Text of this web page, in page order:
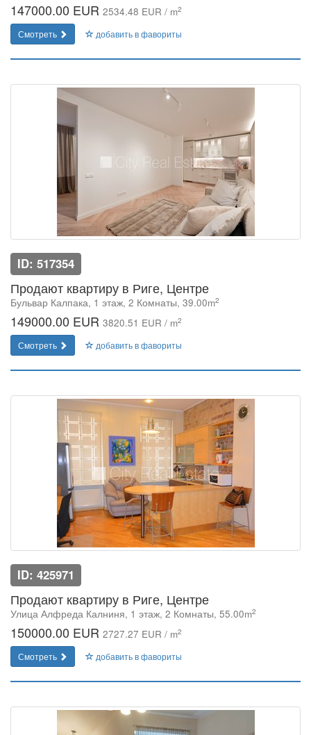
147000.00 EUR 2534.48 EUR / m2
Смотреть добавить в фавориты
ID: 517354
Продают квартиру в Риге, Центре
Бульвар Калпака, 1 этаж, 2 Комнаты, 39.00m2
149000.00 EUR 3820.51 EUR / m2
Смотреть добавить в фавориты
ID: 425971
Продают квартиру в Риге, Центре
Улица Алфреда Калниня, 1 этаж, 2 Комнаты, 55.00m2
150000.00 EUR 2727.27 EUR / m2
Смотреть добавить в фавориты